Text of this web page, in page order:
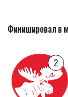
Финишировал в
2